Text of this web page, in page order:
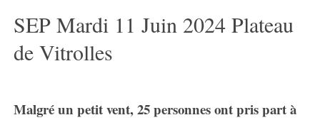
SEP Mardi 11 Juin 2024 Plateau
de Vitrolles
Malgré un petit vent, 25 personnes ont pris part à